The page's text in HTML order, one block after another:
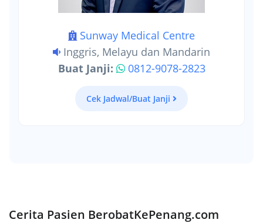
Sunway Medical Centre
Inggris, Melayu dan Mandarin
Buat Janji:
0812-9078-2823
Cek Jadwal/Buat Janji
Cerita Pasien BerobatKePenang.com